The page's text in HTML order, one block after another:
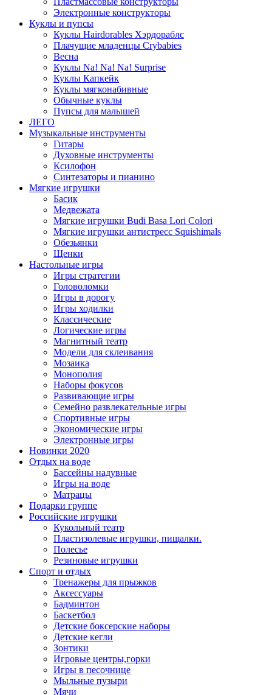
Электронные конструкторы
Куклы и пупсы
Куклы Hairdorables Хэрдораблс
Плачущие младенцы Crybabies
Весна
Куклы Na! Na! Na! Surprise
Куклы Капкейк
Куклы мягконабивные
Обычные куклы
Пупсы для малышей
ЛЕГО
Музыкальные инструменты
Гитары
Духовные инструменты
Ксилофон
Синтезаторы и пианино
Мягкие игрушки
Басик
Медвежата
Мягкие игрушки Budi Basa Lori Colori
Мягкие игрушки антистресс Squishimals
Обезьянки
Щенки
Настольные игры
Игры стратегии
Головоломки
Игры в дорогу
Игры ходилки
Классические
Логические игры
Магнитный театр
Модели для склеивания
Мозаика
Монополия
Наборы фокусов
Развивающие игры
Семейно развлекательные игры
Спортивные игры
Экономические игры
Электронные игры
Новинки 2020
Отдых на воде
Бассейны надувные
Игры на воде
Матрацы
Подарки группе
Российские игрушки
Кукольный театр
Пластизолевые игрушки, пищалки.
Полесье
Резиновые игрушки
Спорт и отдых
Тренажеры для прыжков
Аксессуары
Бадминтон
Баскетбол
Детские боксерские наборы
Детские кегли
Зонтики
Игровые центры,горки
Игры в песочнице
Мыльные пузыри
Мячи